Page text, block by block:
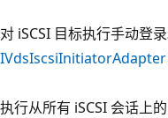
对 iSCSI 目标执行手动登录
执行从所有 iSCSI 会话上